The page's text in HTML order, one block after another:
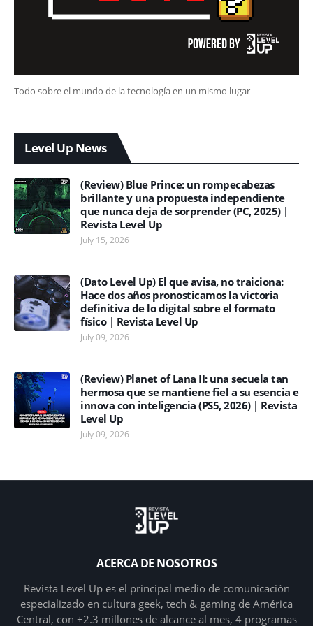
Todo sobre el mundo de la tecnología en un mismo lugar
Level Up News
(Review) Blue Prince: un rompecabezas
brillante y una propuesta independiente
que nunca deja de sorprender (PC, 2025) |
Revista Level Up
July 15, 2026
(Dato Level Up) El que avisa, no traiciona:
Hace dos años pronosticamos la victoria
definitiva de lo digital sobre el formato
físico | Revista Level Up
July 09, 2026
(Review) Planet of Lana II: una secuela tan
hermosa que se mantiene fiel a su esencia e
innova con inteligencia (PS5, 2026) | Revista
Level Up
July 09, 2026
ACERCA DE NOSOTROS
Revista Level Up es el principal medio de comunicación
especializado en cultura geek, tech & gaming de América
Central, con +2.3 millones de alcance al mes, 4 programas